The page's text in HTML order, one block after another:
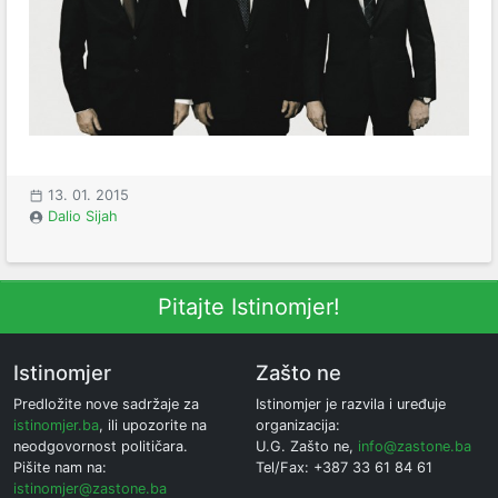
13. 01. 2015
Dalio Sijah
Pitajte Istinomjer!
Istinomjer
Predložite nove sadržaje za
istinomjer.ba, ili upozorite na
neodgovornost političara.
Pišite nam na:
istinomjer@zastone.ba
Zašto ne
Istinomjer je razvila i uređuje
organizacija:
U.G. Zašto ne, info@zastone.ba
Tel/Fax: +387 33 61 84 61